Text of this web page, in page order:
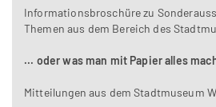
Informationsbroschüre zu
Themen aus dem Bereich des
... oder was man mit Papier alles
Mitteilungen aus dem Stadtmuseum